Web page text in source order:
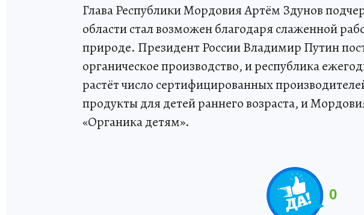
Глава Республики Мордовия Артём Здунов
области стал возможен благодаря слаженной
природе. Президент России Владимир Путин
органическое производство, и республика
растёт число сертифицированных
продукты для детей раннего возраста, и
«Органика детям».
0